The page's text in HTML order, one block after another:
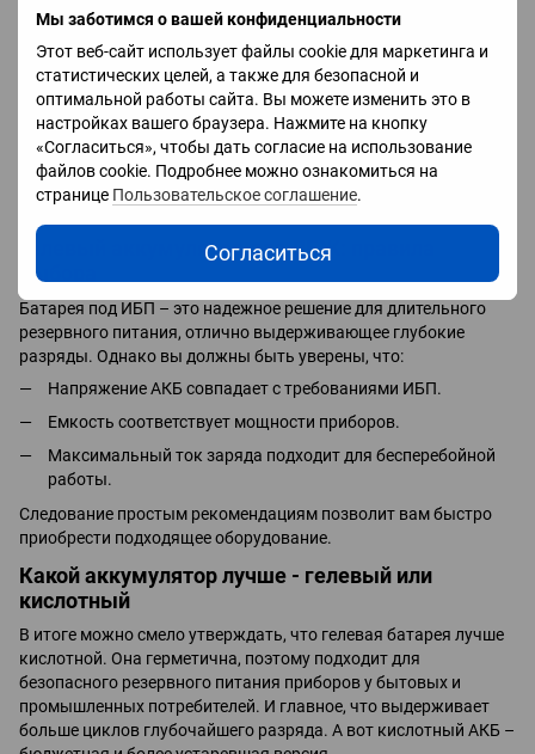
Мы заботимся о вашей конфиденциальности
Этот веб-сайт использует файлы cookie для маркетинга и
статистических целей, а также для безопасной и
оптимальной работы сайта. Вы можете изменить это в
настройках вашего браузера. Нажмите на кнопку
«Согласиться», чтобы дать согласие на использование
файлов cookie. Подробнее можно ознакомиться на
странице Пользовательское соглашение.
Согласиться
комплект на 24 или 48В.
Учитывайте мощность солнечных панелей и дневное
потребление электроэнергии, чтобы подобрать батарею с
подходящей мощностью.
Помните, что аккумуляторы, независимо от целей
использования, должны быть установлены в хорошо
проветриваемых помещениях и регулировать контроллер
заряда в соответствии с рекомендациями производителя.
Гелевый аккумулятор для ДБЖ: правила
выбора
Батарея под ИБП – это надежное решение для длительного
резервного питания, отлично выдерживающее глубокие
разряды. Однако вы должны быть уверены, что:
Напряжение АКБ совпадает с требованиями ИБП.
Емкость соответствует мощности приборов.
Максимальный ток заряда подходит для бесперебойной
работы.
Следование простым рекомендациям позволит вам быстро
приобрести подходящее оборудование.
Какой аккумулятор лучше - гелевый или
кислотный
В итоге можно смело утверждать, что гелевая батарея лучше
кислотной. Она герметична, поэтому подходит для
безопасного резервного питания приборов у бытовых и
промышленных потребителей. И главное, что выдерживает
больше циклов глубочайшего разряда. А вот кислотный АКБ –